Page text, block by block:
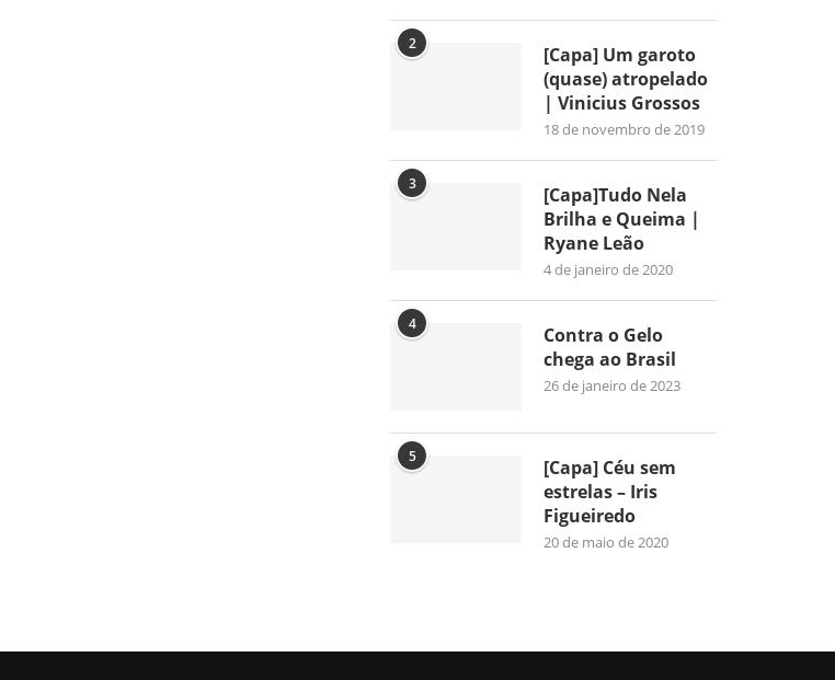
2
[Capa] Um garoto
(quase) atropelado
| Vinicius Grossos
18 de novembro de 2019
3
[Capa]Tudo Nela
Brilha e Queima |
Ryane Leão
4 de janeiro de 2020
4
Contra o Gelo
chega ao Brasil
26 de janeiro de 2023
5
[Capa] Céu sem
estrelas – Iris
Figueiredo
20 de maio de 2020